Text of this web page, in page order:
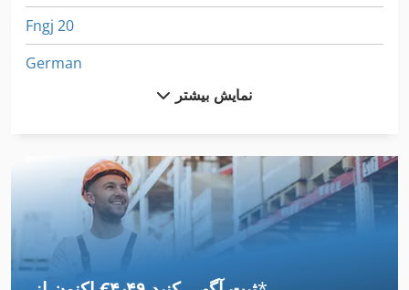
Fngj 20
German
International 1460
International 1480
International 2674
نمایش بیشتر